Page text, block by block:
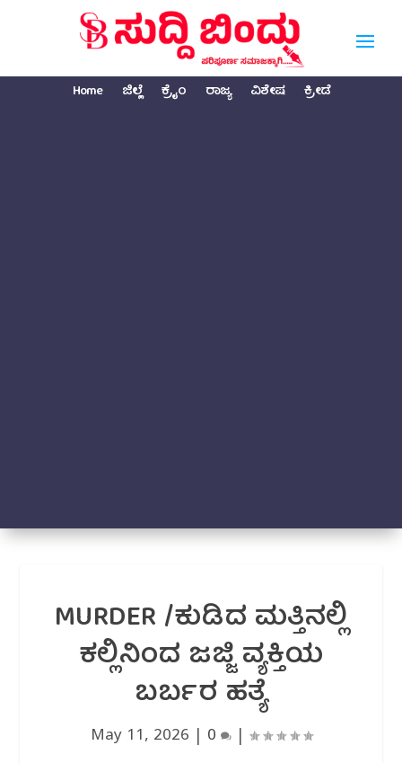
Home ಜಿಲ್ಲೆ ಕ್ರೈಂ ರಾಜ್ಯ ವಿಶೇಷ ಕ್ರೀಡೆ
MURDER /ಕುಡಿದ ಮತ್ತಿನಲ್ಲಿ
ಕಲ್ಲಿನಿಂದ ಜಜ್ಜಿ ವ್ಯಕ್ತಿಯ
ಬರ್ಬರ ಹತ್ಯೆ
May 11, 2026 0 |